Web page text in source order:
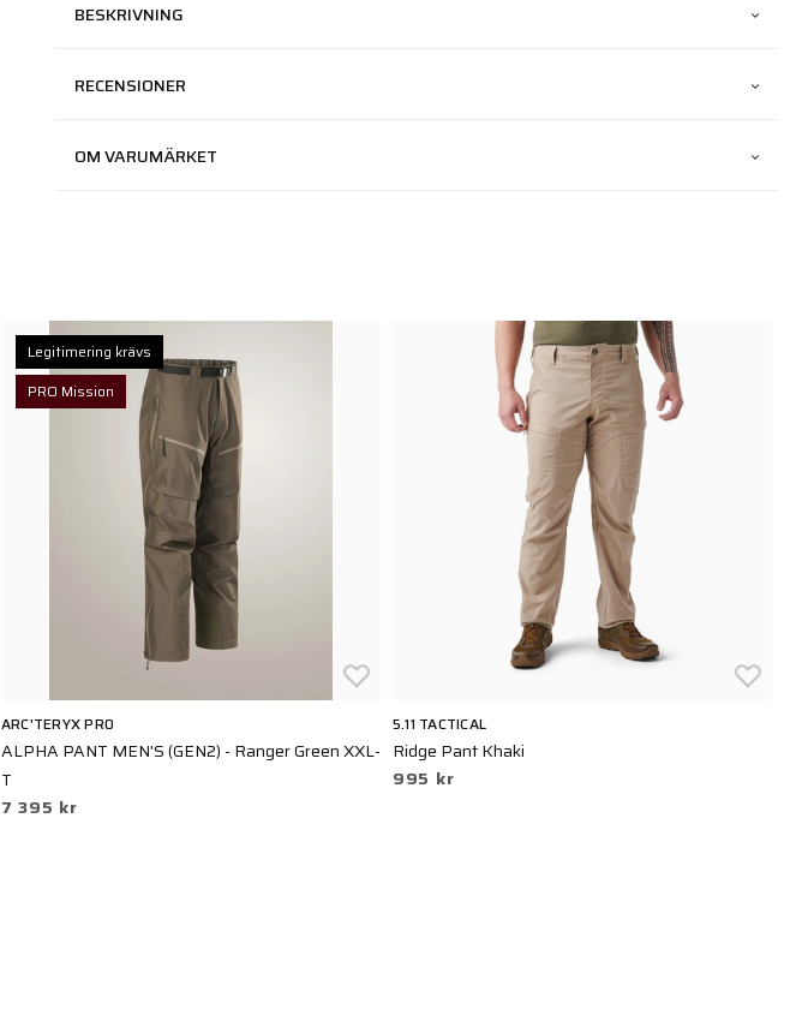
BESKRIVNING
RECENSIONER
OM VARUMÄRKET
Legitimering krävs
PRO Mission
ARC'TERYX PRO
ALPHA PANT MEN'S (GEN2) - Ranger Green XXL-
T
7 395 kr
5.11 TACTICAL
Ridge Pant Khaki
995 kr